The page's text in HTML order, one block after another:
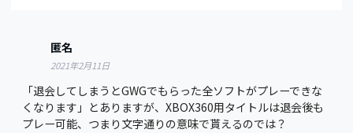
匿名
2021年2月11日
「退会してしまうとGWGでもらった全ソフトがプレーできな
くなります」とありますが、XBOX360用タイトルは退会後も
プレー可能、つまり文字通りの意味で貰えるのでは？